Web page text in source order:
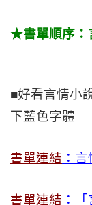
★書單順序：
■好看言情小
下藍色字體
書單連結 ：
書單連結 ：